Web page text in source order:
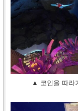
▲ 코인을 따라